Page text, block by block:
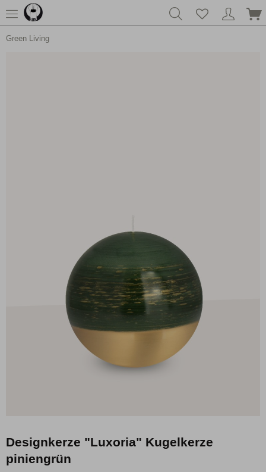
Green Living
Designkerze "Luxoria" Kugelkerze
piniengrün